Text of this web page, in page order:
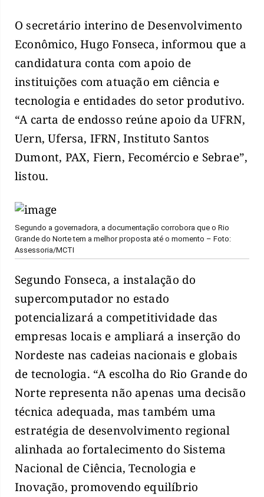
O secretário interino de Desenvolvimento
Econômico, Hugo Fonseca, informou que a
candidatura conta com apoio de
instituições com atuação em ciência e
tecnologia e entidades do setor produtivo.
“A carta de endosso reúne apoio da UFRN,
Uern, Ufersa, IFRN, Instituto Santos
Dumont, PAX, Fiern, Fecomércio e Sebrae”,
listou.
Segundo a governadora, a documentação corrobora que o Rio
Grande do Norte tem a melhor proposta até o momento – Foto:
Assessoria/MCTI
Segundo Fonseca, a instalação do
supercomputador no estado
potencializará a competitividade das
empresas locais e ampliará a inserção do
Nordeste nas cadeias nacionais e globais
de tecnologia. “A escolha do Rio Grande do
Norte representa não apenas uma decisão
técnica adequada, mas também uma
estratégia de desenvolvimento regional
alinhada ao fortalecimento do Sistema
Nacional de Ciência, Tecnologia e
Inovação, promovendo equilíbrio